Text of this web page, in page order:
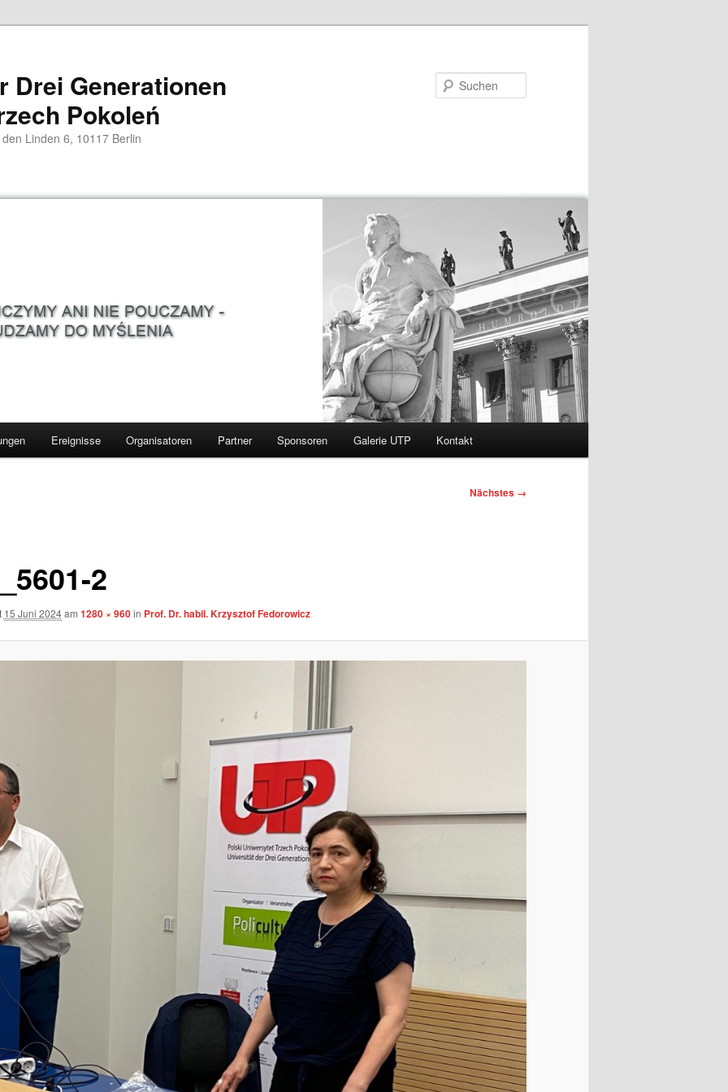
Drei Generationen
Pokoleń
Linden 6, 10117 Berlin
Ereignisse Organisatoren Partner Sponsoren Galerie UTP Kontakt
Nächstes →
2
15 Juni 2024am 1280 × 960in Prof. Dr. habil. Krzysztof Fedorowicz